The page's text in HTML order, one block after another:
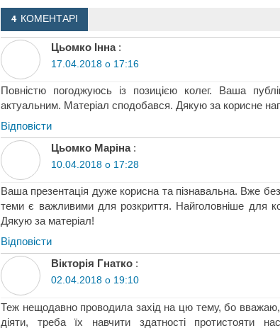
4 КОМЕНТАРІ
Цьомко Інна :
17.04.2018 о 17:16
Повністю погоджуюсь із позицією колег. Ваша
актуальним. Матеріал сподобався. Дякую за корисне
Відповіcти
Цьомко Маріна :
10.04.2018 о 17:28
Ваша презентація дуже корисна та пізнавальна. Вже
теми є важливими для розкриття. Найголовніше для
Дякую за матеріал!
Відповіcти
Вікторія Гнатко :
02.04.2018 о 19:10
Теж нещодавно проводила захід на цю тему, бо
діяти, треба їх навчити здатності протистояти